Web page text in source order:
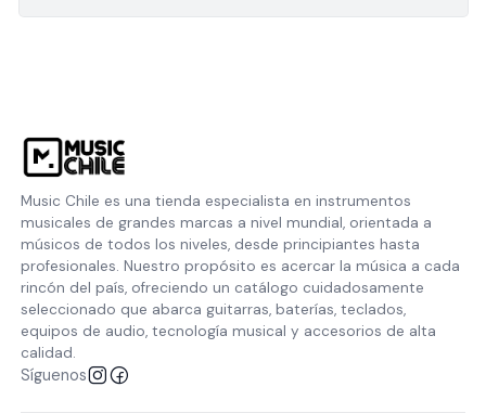
Music Chile es una tienda especialista en instrumentos
musicales de grandes marcas a nivel mundial, orientada a
músicos de todos los niveles, desde principiantes hasta
profesionales. Nuestro propósito es acercar la música a cada
rincón del país, ofreciendo un catálogo cuidadosamente
seleccionado que abarca guitarras, baterías, teclados,
equipos de audio, tecnología musical y accesorios de alta
calidad.
Síguenos